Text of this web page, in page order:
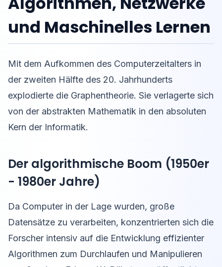
und Maschinelles Lernen
Mit dem Aufkommen des Computerzeitalters in
der zweiten Hälfte des 20. Jahrhunderts
explodierte die Graphentheorie. Sie verlagerte sich
von der abstrakten Mathematik in den absoluten
Kern der Informatik.
Der algorithmische Boom (1950er
- 1980er Jahre)
Da Computer in der Lage wurden, große
Datensätze zu verarbeiten, konzentrierten sich die
Forscher intensiv auf die Entwicklung effizienter
Algorithmen zum Durchlaufen und Manipulieren